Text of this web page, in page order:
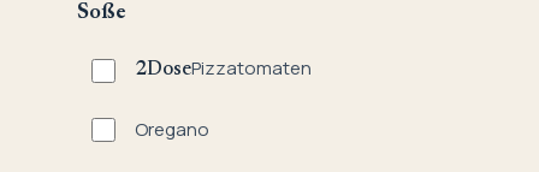
Soße
2DosePizzatomaten
Oregano